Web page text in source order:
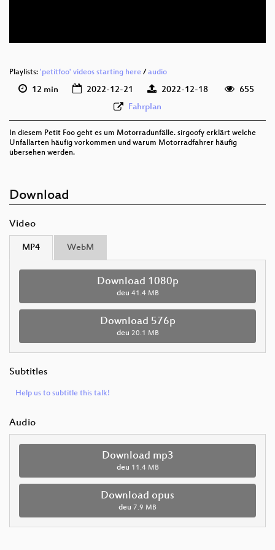
Playlists: 'petitfoo' videos starting here / audio
12 min 2022-12-21 2022-12-18
655
Fahrplan
In diesem Petit Foo geht es um Motorradunfälle. sirgoofy erklärt welche
Unfallarten häufig vorkommen und warum Motorradfahrer häufig
übersehen werden.
Download
Video
MP4 WebM
Download 1080p
deu 41.4 MB
Download 576p
deu 20.1 MB
Subtitles
Help us to subtitle this talk!
Audio
Download mp3
deu 11.4 MB
Download opus
deu 7.9 MB